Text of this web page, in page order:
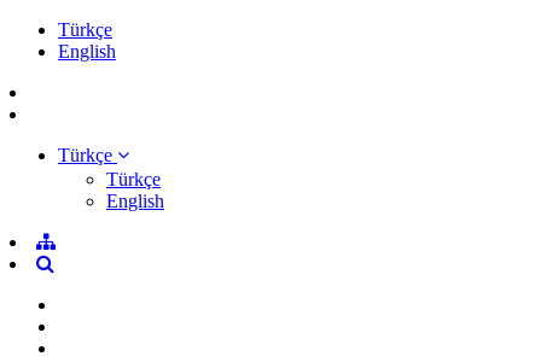
Türkçe
English
Türkçe
Türkçe
English